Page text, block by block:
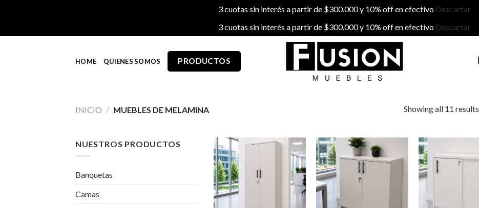
3 cuotas sin interés a partir de $300.000 y 10% off en efectivo Descartar
3 cuotas sin interés a partir de $300.000 y 10% off en efectivo Descartar
HOME QUIENES SOMOS PRODUCTOS
INICIO / MUEBLES DE MELAMINA Showing all 11 results
NUESTROS PRODUCTOS
Banquetas
Camas